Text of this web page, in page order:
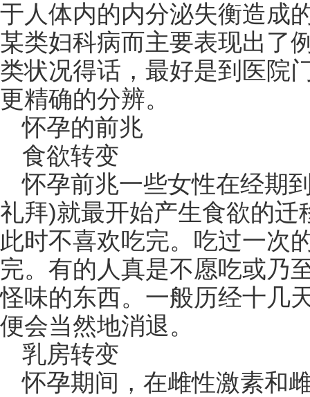
于人体内的内分泌失衡造成
某类妇科病而主要表现出了
类状况得话，最好是到医院
更精确的分辨。
怀孕的前兆
食欲转变
怀孕前兆一些女性在经期
礼拜)就最开始产生食欲的
此时不喜欢吃完。吃过一次
完。有的人真是不愿吃或乃
怪味的东西。一般历经十几
便会当然地消退。
乳房转变
怀孕期间，在雌性激素和